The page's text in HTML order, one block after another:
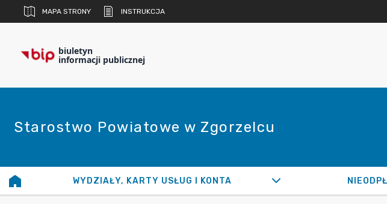
MAPA STRONY INSTRUKCJA
biuletyn
informacji publicznej
Starostwo Powiatowe w Zgorzelcu
WYDZIAŁY, KARTY USŁUG I KONTA